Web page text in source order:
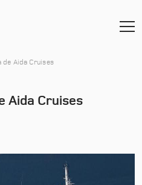
de Aida Cruises
Aida Cruises